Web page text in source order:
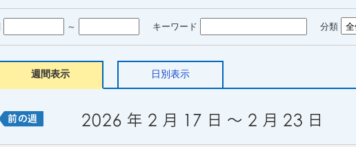
～ キーワード 分類
週間表示 日別表示